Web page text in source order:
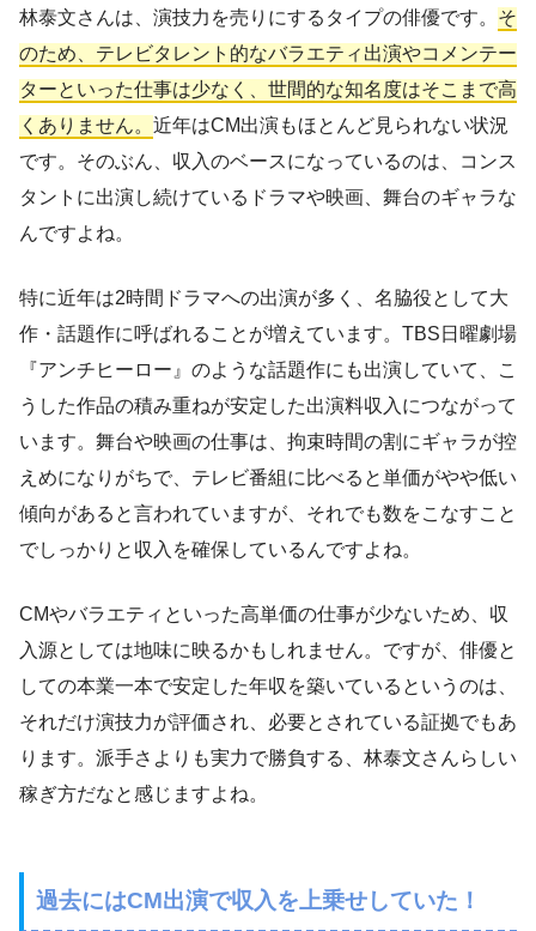
林泰文さんは、演技力を売りにするタイプの俳優です。 そ
のため、テレビタレント的なバラエティ出演やコメンテー
ターといった仕事は少なく、世間的な知名度はそこまで高
くありません。 近年はCM出演もほとんど見られない状況
です。そのぶん、収入のベースになっているのは、コンス
タントに出演し続けているドラマや映画、舞台のギャラな
んですよね。
特に近年は2時間ドラマへの出演が多く、名脇役として大
作・話題作に呼ばれることが増えています。TBS日曜劇場
『アンチヒーロー』のような話題作にも出演していて、こ
うした作品の積み重ねが安定した出演料収入につながって
います。舞台や映画の仕事は、拘束時間の割にギャラが控
えめになりがちで、テレビ番組に比べると単価がやや低い
傾向があると言われていますが、それでも数をこなすこと
でしっかりと収入を確保しているんですよね。
CMやバラエティといった高単価の仕事が少ないため、収
入源としては地味に映るかもしれません。ですが、俳優と
しての本業一本で安定した年収を築いているというのは、
それだけ演技力が評価され、必要とされている証拠でもあ
ります。派手さよりも実力で勝負する、林泰文さんらしい
稼ぎ方だなと感じますよね。
過去にはCM出演で収入を上乗せしていた！